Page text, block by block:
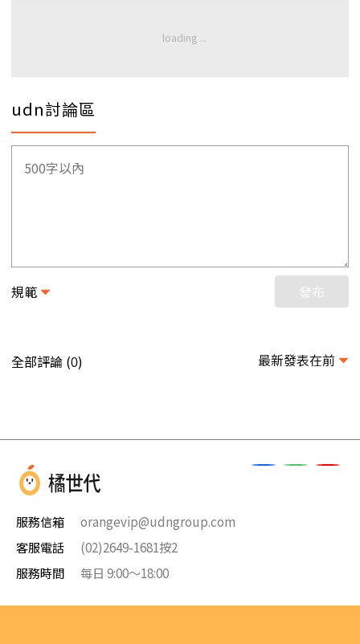
udn討論區
規範 發布
全部評論 (0) 最新發表在前
服務信箱
orangevip@udngroup.com
客服電話
(02)2649-1681按2
服務時間
每日 9:00～18:00